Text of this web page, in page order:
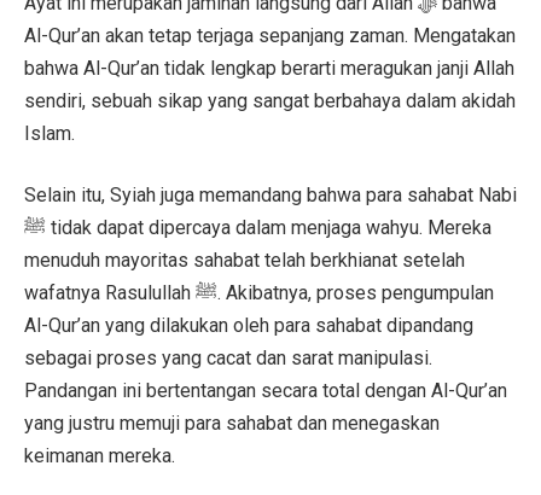
Al-Qur’an akan tetap terjaga sepanjang zaman. Mengatakan
bahwa Al-Qur’an tidak lengkap berarti meragukan janji Allah
sendiri, sebuah sikap yang sangat berbahaya dalam akidah
Islam.
Selain itu, Syiah juga memandang bahwa para sahabat Nabi
ﷺ tidak dapat dipercaya dalam menjaga wahyu. Mereka
menuduh mayoritas sahabat telah berkhianat setelah
wafatnya Rasulullah ﷺ. Akibatnya, proses pengumpulan
Al-Qur’an yang dilakukan oleh para sahabat dipandang
sebagai proses yang cacat dan sarat manipulasi.
Pandangan ini bertentangan secara total dengan Al-Qur’an
yang justru memuji para sahabat dan menegaskan
keimanan mereka.